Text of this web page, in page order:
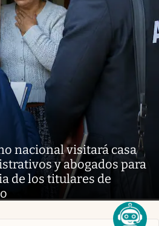
nacional visitará casa
y abogados para
de los titulares de